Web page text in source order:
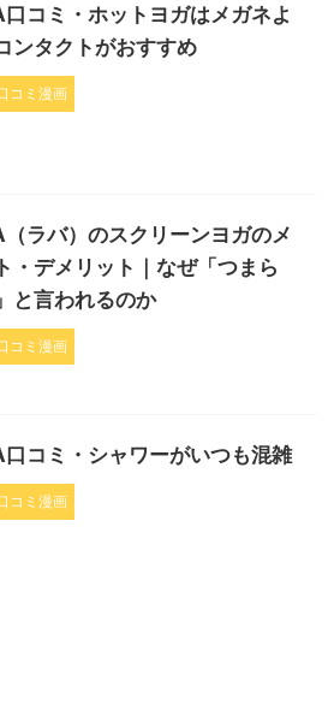
口コミ・ホットヨガはメガネよ
ンタクトがおすすめ
コミ漫画
（ラバ）のスクリーンヨガのメ
・デメリット｜なぜ「つまら
と言われるのか
コミ漫画
口コミ・シャワーがいつも混雑
コミ漫画